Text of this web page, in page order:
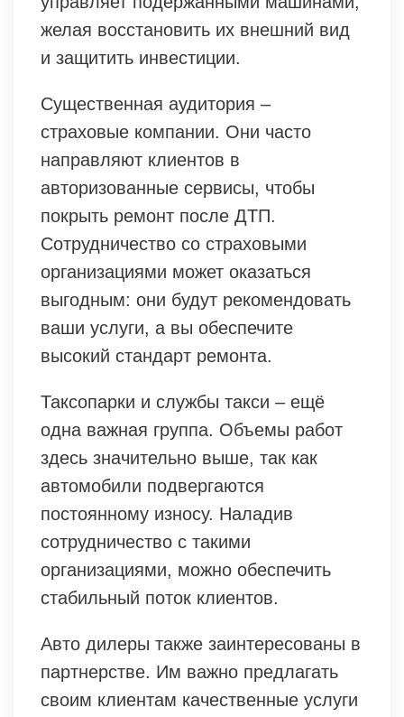
желая восстановить их внешний вид
и защитить инвестиции.
Существенная аудитория –
страховые компании. Они часто
направляют клиентов в
авторизованные сервисы, чтобы
покрыть ремонт после ДТП.
Сотрудничество со страховыми
организациями может оказаться
выгодным: они будут рекомендовать
ваши услуги, а вы обеспечите
высокий стандарт ремонта.
Таксопарки и службы такси – ещё
одна важная группа. Объемы работ
здесь значительно выше, так как
автомобили подвергаются
постоянному износу. Наладив
сотрудничество с такими
организациями, можно обеспечить
стабильный поток клиентов.
Авто дилеры также заинтересованы в
партнерстве. Им важно предлагать
своим клиентам качественные услуги